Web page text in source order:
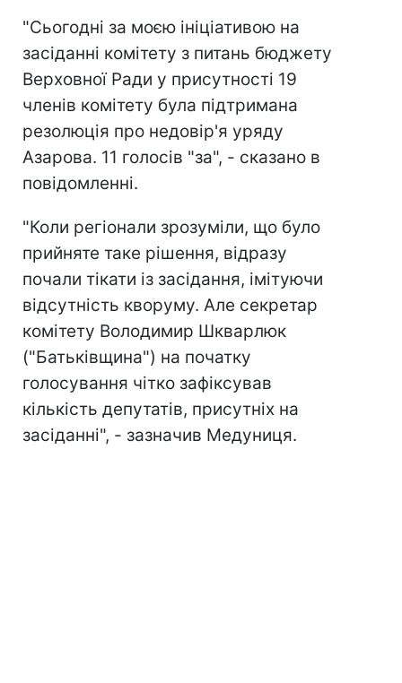
"Сьогодні за моєю ініціативою на
засіданні комітету з питань бюджету
Верховної Ради у присутності 19
членів комітету була підтримана
резолюція про недовір'я уряду
Азарова. 11 голосів "за", - сказано в
повідомленні.
"Коли регіонали зрозуміли, що було
прийняте таке рішення, відразу
почали тікати із засідання, імітуючи
відсутність кворуму. Але секретар
комітету Володимир Шкварлюк
("Батьківщина") на початку
голосування чітко зафіксував
кількість депутатів, присутніх на
засіданні", - зазначив Медуниця.